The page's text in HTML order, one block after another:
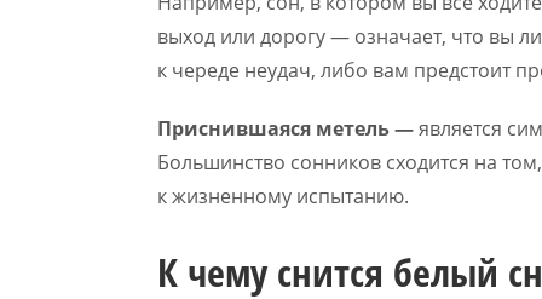
выход или дорогу — означает, что вы
к череде неудач, либо вам предстоит
Приснившаяся метель —является
Большинство сонников сходится на
к жизненному испытанию.
К чему снится белый